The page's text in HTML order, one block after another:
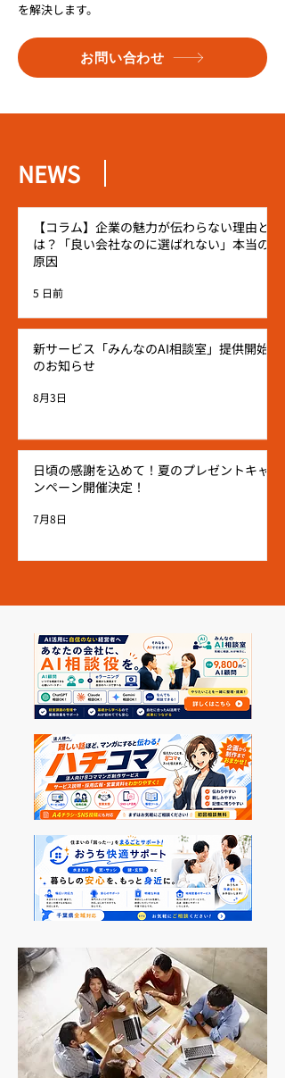
を解決します。
お問い合わせ
NEWS
【コラム】企業の魅力が伝わらない理由と
は？「良い会社なのに選ばれない」本当の
原因
5 日前
新サービス「みんなのAI相談室」提供開始
のお知らせ
8月3日
日頃の感謝を込めて！夏のプレゼントキャ
ンペーン開催決定！
7月8日